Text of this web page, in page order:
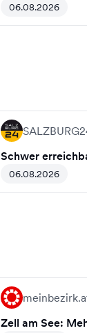
06.08.2026
Schwer
06.08.2026
Zell am See: